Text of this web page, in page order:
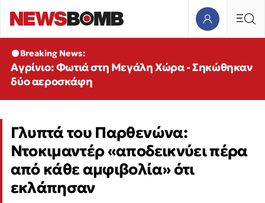
Breaking News:
Αγρίνιο: Φωτιά στη Μεγάλη Χώρα - Σηκώθηκαν
δύο αεροσκάφη
Γλυπτά του Παρθενώνα:
Ντοκιμαντέρ «αποδεικνύει πέρα
από κάθε αμφιβολία» ότι
εκλάπησαν